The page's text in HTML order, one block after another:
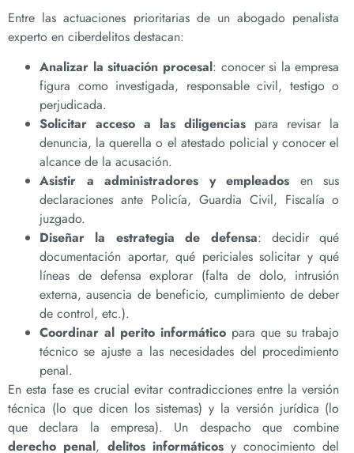
Entre las actuaciones prioritarias de un abogado penalista
experto en ciberdelitos destacan:
Analizar la situación procesal: conocer si la empresa
figura como investigada, responsable civil, testigo o
perjudicada.
Solicitar acceso a las diligencias para revisar la
denuncia, la querella o el atestado policial y conocer el
alcance de la acusación.
Asistir a administradores y empleados en sus
declaraciones ante Policía, Guardia Civil, Fiscalía o
juzgado.
Diseñar la estrategia de defensa: decidir qué
documentación aportar, qué periciales solicitar y qué
líneas de defensa explorar (falta de dolo, intrusión
externa, ausencia de beneficio, cumplimiento de deber
de control, etc.).
Coordinar al perito informáticopara que su trabajo
técnico se ajuste a las necesidades del procedimiento
penal.
En esta fase es crucial evitar contradicciones entre la versión
técnica (lo que dicen los sistemas) y la versión jurídica (lo
que declara la empresa). Un despacho que combine
derecho penal, delitos informáticosy conocimiento del